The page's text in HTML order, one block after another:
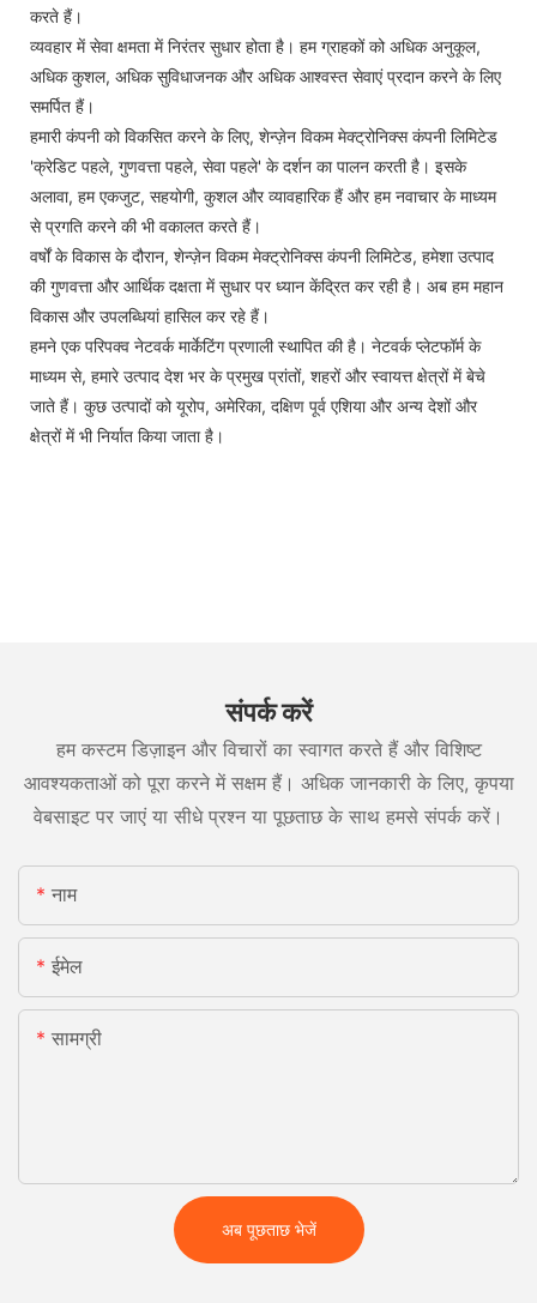
करते हैं।
व्यवहार में सेवा क्षमता में निरंतर सुधार होता है। हम ग्राहकों को अधिक अनुकूल,
अधिक कुशल, अधिक सुविधाजनक और अधिक आश्वस्त सेवाएं प्रदान करने के लिए
समर्पित हैं।
हमारी कंपनी को विकसित करने के लिए, शेन्ज़ेन विकम मेक्ट्रोनिक्स कंपनी लिमिटेड
'क्रेडिट पहले, गुणवत्ता पहले, सेवा पहले' के दर्शन का पालन करती है। इसके
अलावा, हम एकजुट, सहयोगी, कुशल और व्यावहारिक हैं और हम नवाचार के माध्यम
से प्रगति करने की भी वकालत करते हैं।
वर्षों के विकास के दौरान, शेन्ज़ेन विकम मेक्ट्रोनिक्स कंपनी लिमिटेड, हमेशा उत्पाद
की गुणवत्ता और आर्थिक दक्षता में सुधार पर ध्यान केंद्रित कर रही है। अब हम महान
विकास और उपलब्धियां हासिल कर रहे हैं।
हमने एक परिपक्व नेटवर्क मार्केटिंग प्रणाली स्थापित की है। नेटवर्क प्लेटफॉर्म के
माध्यम से, हमारे उत्पाद देश भर के प्रमुख प्रांतों, शहरों और स्वायत्त क्षेत्रों में बेचे
जाते हैं। कुछ उत्पादों को यूरोप, अमेरिका, दक्षिण पूर्व एशिया और अन्य देशों और
क्षेत्रों में भी निर्यात किया जाता है।
संपर्क करें
हम कस्टम डिज़ाइन और विचारों का स्वागत करते हैं और विशिष्ट
आवश्यकताओं को पूरा करने में सक्षम हैं। अधिक जानकारी के लिए, कृपया
वेबसाइट पर जाएं या सीधे प्रश्न या पूछताछ के साथ हमसे संपर्क करें।
नाम
ईमेल
सामग्री
अब पूछताछ भेजें